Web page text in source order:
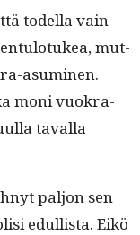
todel­la vain
mut­
asum­i­nen.
moni vuokra-
taval­la
paljon sen
edullista. Eikö